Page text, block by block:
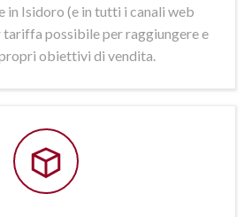
in Isidoro (e in tutti i canali web
possibile per raggiungere e
obiettivi di vendita.